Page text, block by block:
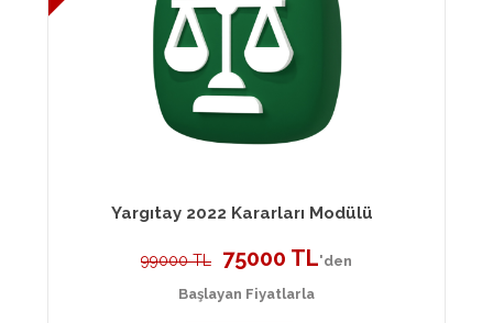
Yargıtay 2022 Kararları Modülü
99000 TL 75000 TL'den
Başlayan Fiyatlarla